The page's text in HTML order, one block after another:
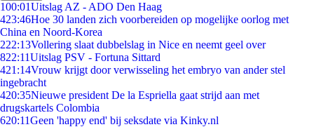
100:01Uitslag AZ - ADO Den Haag
423:46Hoe 30 landen zich voorbereiden op mogelijke oorlog met
China en Noord-Korea
222:13Vollering slaat dubbelslag in Nice en neemt geel over
822:11Uitslag PSV - Fortuna Sittard
421:14Vrouw krijgt door verwisseling het embryo van ander stel
ingebracht
420:35Nieuwe president De la Espriella gaat strijd aan met
drugskartels Colombia
620:11Geen 'happy end' bij seksdate via Kinky.nl